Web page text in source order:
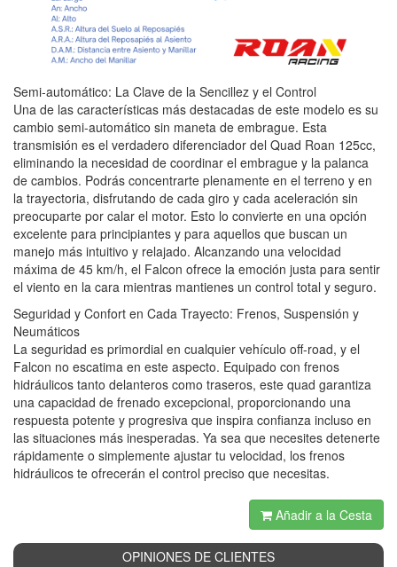
Semi-automático: La Clave de la Sencillez y el Control
Una de las características más destacadas de este modelo es su
cambio semi-automático sin maneta de embrague. Esta
transmisión es el verdadero diferenciador del Quad Roan 125cc,
eliminando la necesidad de coordinar el embrague y la palanca
de cambios. Podrás concentrarte plenamente en el terreno y en
la trayectoria, disfrutando de cada giro y cada aceleración sin
preocuparte por calar el motor. Esto lo convierte en una opción
excelente para principiantes y para aquellos que buscan un
manejo más intuitivo y relajado. Alcanzando una velocidad
máxima de 45 km/h, el Falcon ofrece la emoción justa para sentir
el viento en la cara mientras mantienes un control total y seguro.
Seguridad y Confort en Cada Trayecto: Frenos, Suspensión y
Neumáticos
La seguridad es primordial en cualquier vehículo off-road, y el
Falcon no escatima en este aspecto. Equipado con frenos
hidráulicos tanto delanteros como traseros, este quad garantiza
una capacidad de frenado excepcional, proporcionando una
respuesta potente y progresiva que inspira confianza incluso en
las situaciones más inesperadas. Ya sea que necesites detenerte
rápidamente o simplemente ajustar tu velocidad, los frenos
hidráulicos te ofrecerán el control preciso que necesitas.
Añadir a la Cesta
OPINIONES DE CLIENTES